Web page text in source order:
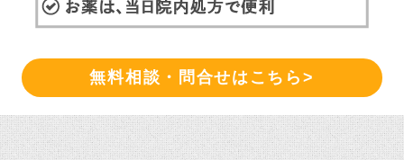
無料相談・問合せはこちら>